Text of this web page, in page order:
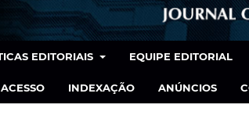
EDITORIAIS EQUIPE EDITORIAL
ACESSO INDEXAÇÃO ANÚNCIOS